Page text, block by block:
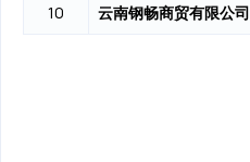
10 云南钢畅商贸有限公司